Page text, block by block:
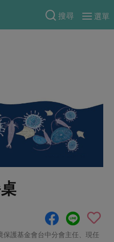
搜尋
選單
一籃菜真心話
生活提案
保護基金會台中分會主任、現任